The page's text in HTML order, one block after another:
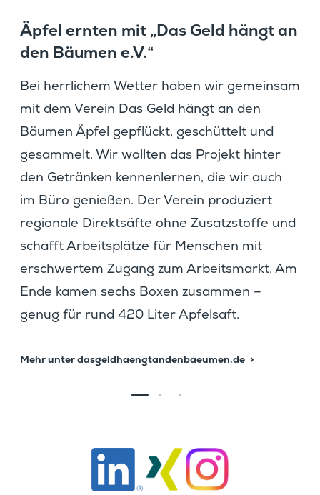
Äpfel ernten mit „Das Geld hängt an
den Bäumen e.V.“
Bei herrli­chem Wetter haben wir gemeinsam
mit dem Verein Das Geld hängt an den
Bäumen Äpfel gepflückt, geschüt­telt und
gesam­melt. Wir wollten das Projekt hinter
den Getränken kennen­lernen, die wir auch
im Büro genießen. Der Verein produ­ziert
regio­nale Direkt­säfte ohne Zusatz­stoffe und
schafft Arbeits­plätze für Menschen mit
erschwertem Zugang zum Arbeits­markt. Am
Ende kamen sechs Boxen zusammen –
genug für rund 420 Liter Apfelsaft.
Mehr unter dasgeldhaengtandenbaeumen.de
Weitere Infor­ma­tionen